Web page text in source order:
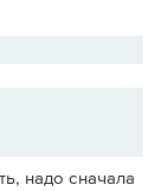
надо сначала